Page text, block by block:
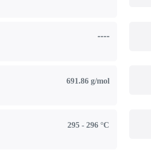
----
691.86 g/mol
295 - 296 °C